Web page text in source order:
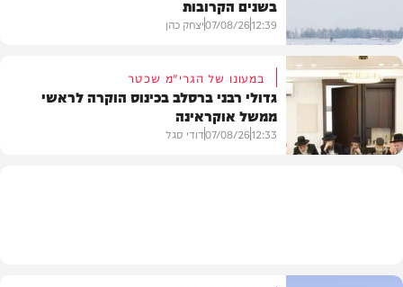
בשנים הקרובות
12:39
07/08/26יצחק כהן
במעונו של הגרי"מ שכטר
גדולי רבני ברסלב בכינוס הוקרה לראשי
ממשל אוקראינה
12:33
07/08/26דודי סגל